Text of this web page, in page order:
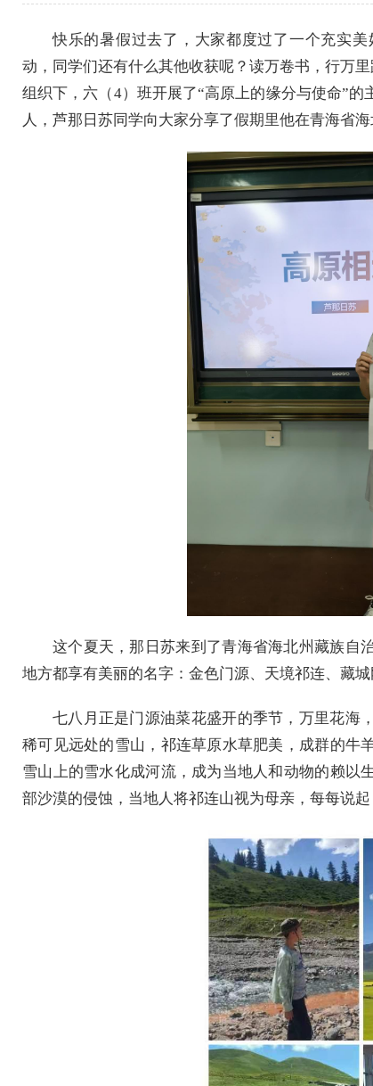
快乐的暑假过去了，大家都度过了一个充实
动，同学们还有什么其他收获呢？读万卷书，行万
组织下，六（4）班开展了“高原上的缘分与使命”
人，芦那日苏同学向大家分享了假期里他在青海省
这个夏天，那日苏来到了青海省海北州藏族自
地方都享有美丽的名字：金色门源、天境祁连、藏
七八月正是门源油菜花盛开的季节，万里花海
稀可见远处的雪山，祁连草原水草肥美，成群的牛
雪山上的雪水化成河流，成为当地人和动物的赖以
部沙漠的侵蚀，当地人将祁连山视为母亲，每每说起